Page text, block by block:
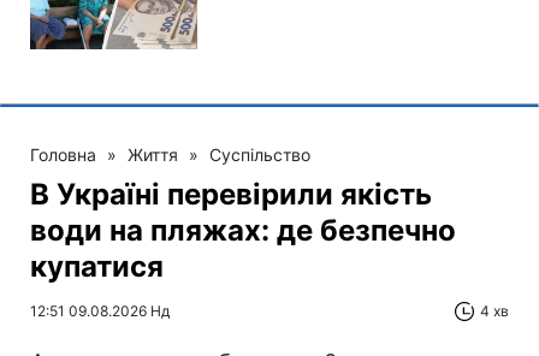
Головна » Життя » Суспільство
В Україні перевірили якість
води на пляжах: де безпечно
купатися
12:51 09.08.2026 Нд 4 хв